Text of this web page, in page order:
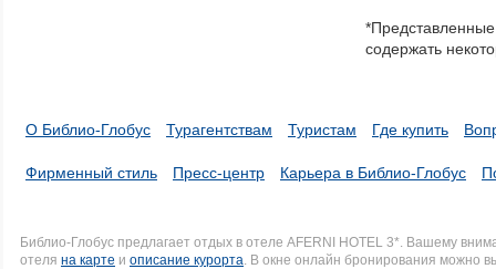
a
series.
содержать
О Библио-Глобус Турагентствам Туристам Где купить
Фирменный стиль Пресс-центр Карьера в Библио-Глобус
Библио-Глобус предлагает отдых в отеле AFERNI HOTEL 3*. Вашему
отеля на карте и описание курорта. В окне онлайн бронирования можно